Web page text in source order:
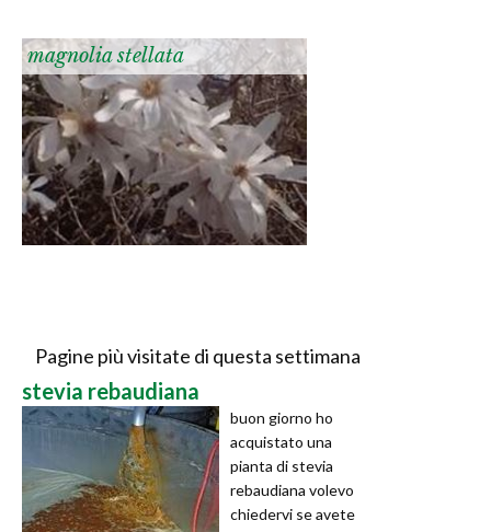
magnolia stellata
Pagine più visitate di questa settimana
stevia rebaudiana
buon giorno ho
acquistato una
pianta di stevia
rebaudiana volevo
chiedervi se avete